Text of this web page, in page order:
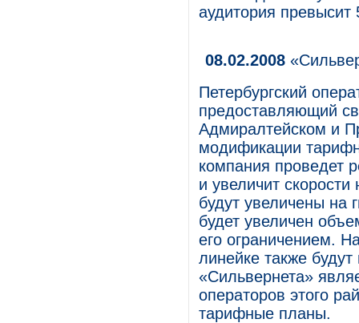
аудитория
08.02.2008
Петербургский
предоставляющий
Адмиралтейском и
модификации
компания проведет
и увеличит
будут увеличены на
будет увеличен
его ограничением.
линейке также
«Сильвернета»
операторов этого
тарифные планы.